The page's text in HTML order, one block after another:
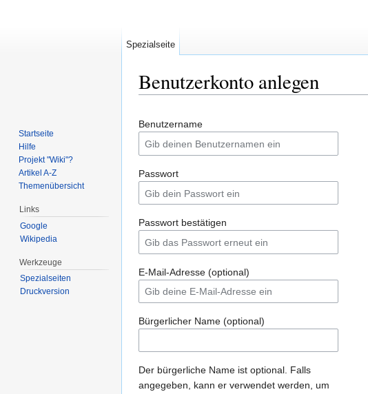
Benutzerkonto anlegen
Benutzername
Passwort
Passwort bestätigen
E-Mail-Adresse (optional)
Bürgerlicher Name (optional)
Der bürgerliche Name ist optional. Falls
angegeben, kann er verwendet werden, um
Spezialseite
Startseite
Hilfe
Projekt "Wiki"?
Artikel A-Z
Themenübersicht
Links
Google
Wikipedia
Werkzeuge
Spezialseiten
Druckversion